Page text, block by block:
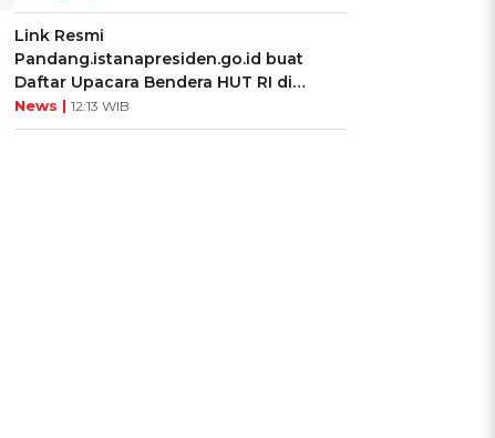
Link Resmi
Pandang.istanapresiden.go.id buat
Daftar Upacara Bendera HUT RI di
Istana Negara
News | 12:13 WIB